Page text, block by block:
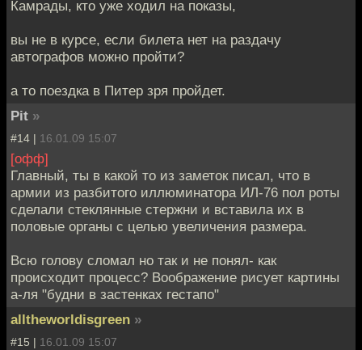
Камрады, кто уже ходил на показы,
вы не в курсе, если билета нет на раздачу
автографов можно пройти?
а то поездка в Питер зря пройдет.
Pit »
#14 | 16.01.09 15:07
[офф]
Главный, ты в какой то из заметок писал, что в
армии из разбитого иллюминатора ИЛ-76 пол роты
сделали стеклянные стержни и вставила их в
половые органы с целью увеличения размера.
Всю голову сломал но так и не понял- как
происходит процесс? Воображение рисует картины
а-ля "будни в застенках гестапо"
alltheworldisgreen »
#15 | 16.01.09 15:07